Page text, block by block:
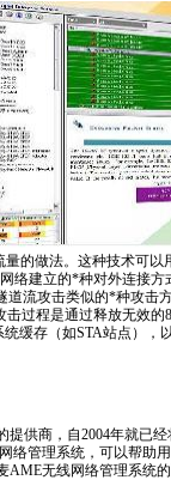
量的做法。这种技术可以
络建立的*种对外连接方
道流攻击类似的*种攻击方
击过程是通过释放无效
缓存（如STA站点），
提供商，自2004年就已经
络管理系统，可以帮助
AME无线网络管理系统